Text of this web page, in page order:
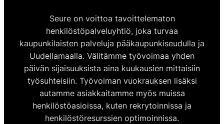
Seure on voittoa tavoittelematon
henkilöstöpalveluyhtiö, joka turvaa
kaupunkilaisten palveluja pääkaupunkiseudulla ja
Uudellamaalla. Välitämme työvoimaa yhden
päivän sijaisuuksista aina kuukausien mittaisiin
työsuhteisiin. Työvoiman vuokrauksen lisäksi
autamme asiakkaitamme myös muissa
henkilöstöasioissa, kuten rekrytoinnissa ja
henkilöstöresurssien optimoinnissa.